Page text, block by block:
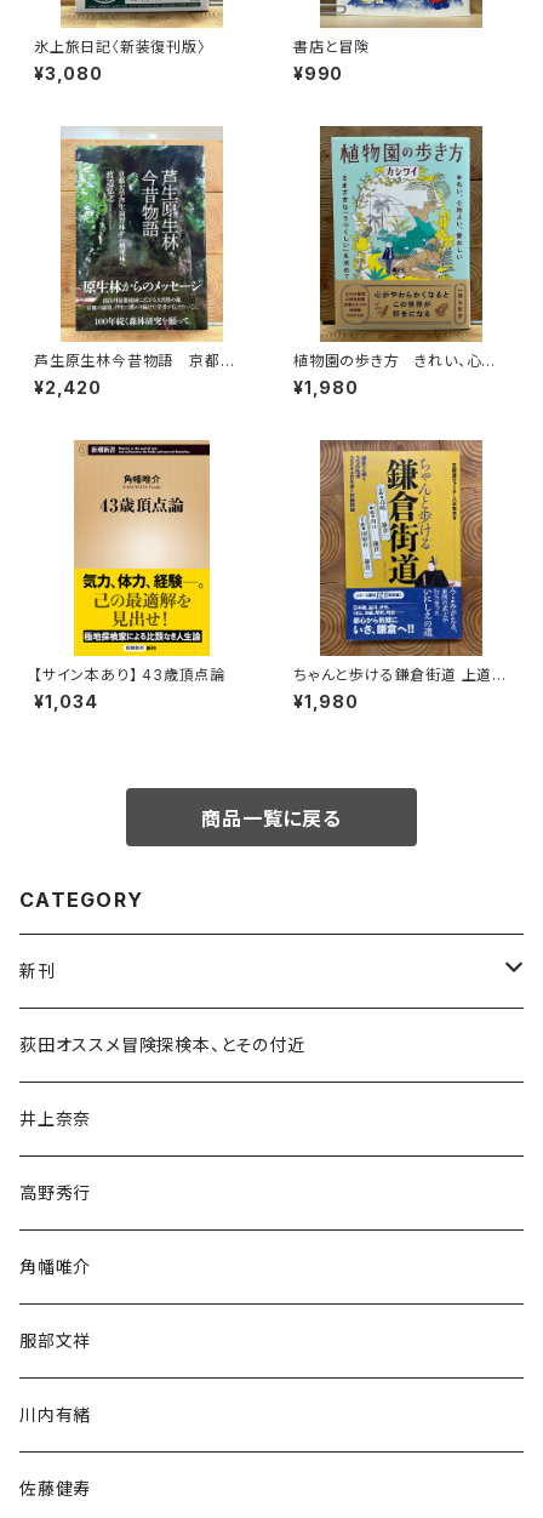
氷上旅日記〈新装復刊版〉
¥3,080
書店と冒険
¥990
芦生原生林今昔物語 京都大
学芦生演習林から研究林へ
¥2,420
植物園の歩き方 きれい、心地
よい、愛おしい さまざまな「うつ
くしい」を求めて
¥1,980
【サイン本あり】 43歳頂点論
¥1,034
ちゃんと歩ける鎌倉街道 上道・
中道・下道
¥1,980
商品一覧に戻る
CATEGORY
新刊
和書
文学・小説・物語
随筆・ノンフィクション・その他
荻田オススメ冒険探検本、とその付近
井上奈奈
高野秀行
角幡唯介
服部文祥
川内有緒
佐藤健寿